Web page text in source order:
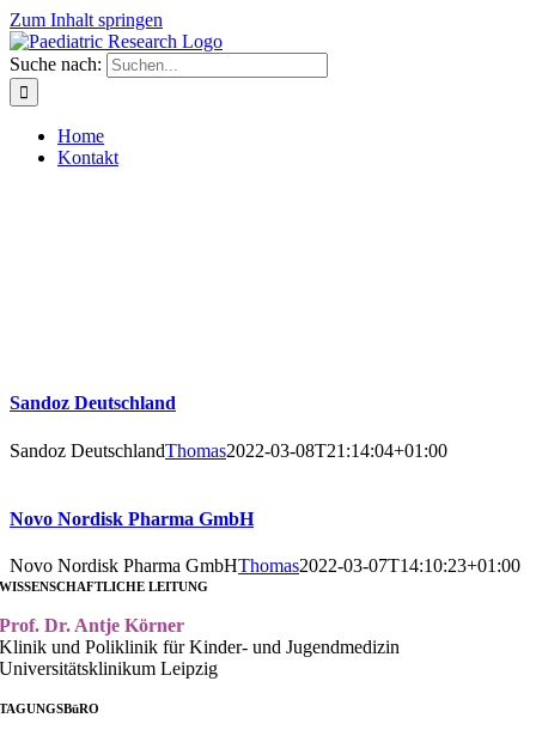
Zum Inhalt springen
Suche nach:
Home
Kontakt
Sandoz Deutschland
Sandoz DeutschlandThomas2022-03-08T21:14:04+01:00
Novo Nordisk Pharma GmbH
Novo Nordisk Pharma GmbHThomas2022-03-07T14:10:23+01:00
WISSENSCHAFTLICHE LEITUNG
Prof. Dr. Antje Körner
Klinik und Poliklinik für Kinder- und Jugendmedizin
Universitätsklinikum Leipzig
TAGUNGSBüRO